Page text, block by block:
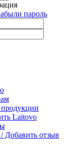
пароль
Laitovo
Добавить отзыв